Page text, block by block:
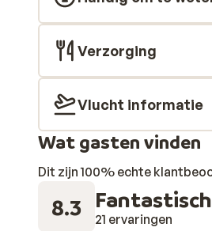
Verzorging
Vlucht informatie
Wat gasten vinden
Dit zijn 100% echte
8.3 Fantastisch
21 ervaringen